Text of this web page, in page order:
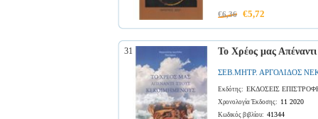
€6,36 €5,72
31 Το Χρέος μας
ΣΕΒ.ΜΗΤΡ. ΑΡΓΟΛΙΔΟΣ
Εκδότης: ΕΚΔΟΣΕΙΣ
Χρονολογία Έκδοσης: 11 2020
Κωδικός βιβλίου: 41344